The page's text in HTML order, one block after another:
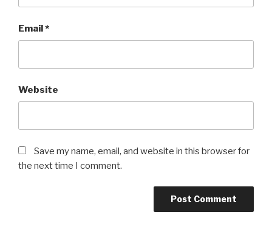
Email*
Website
Save my name, email, and website in this browser for
the next time I comment.